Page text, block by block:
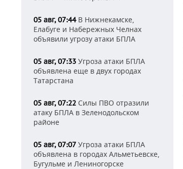
05 авг, 07:44В Нижнекамске,
Елабуге и Набережных Челнах
объявили угрозу атаки БПЛА
05 авг, 07:33 Угроза атаки БПЛА
объявлена еще в двух городах
Татарстана
05 авг, 07:22 Силы ПВО отразили
атаку БПЛА в Зеленодольском
районе
05 авг, 07:07 Угроза атаки БПЛА
объявлена в городах Альметьевске,
Бугульме и Лениногорске